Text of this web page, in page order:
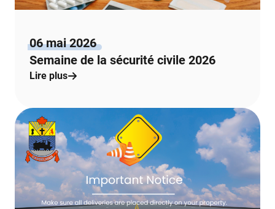
06 mai 2026
Semaine de la sécurité civile 2026
Lire plus